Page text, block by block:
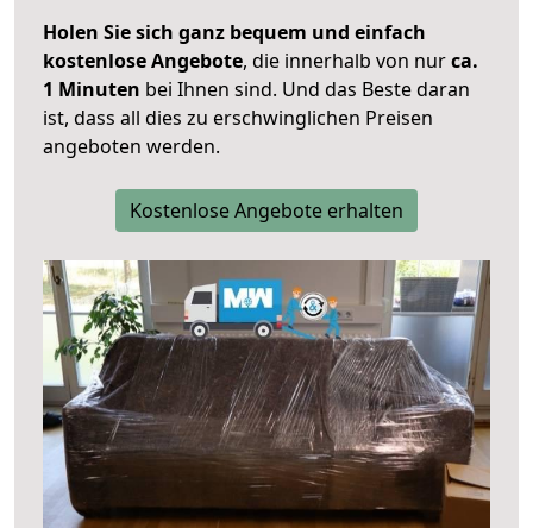
Holen Sie sich ganz bequem und einfach
kostenlose Angebote, die innerhalb von nurca.
1 Minuten bei Ihnen sind. Und das Beste daran
ist, dass all dies zu erschwinglichen Preisen
angeboten werden.
Kostenlose Angebote erhalten